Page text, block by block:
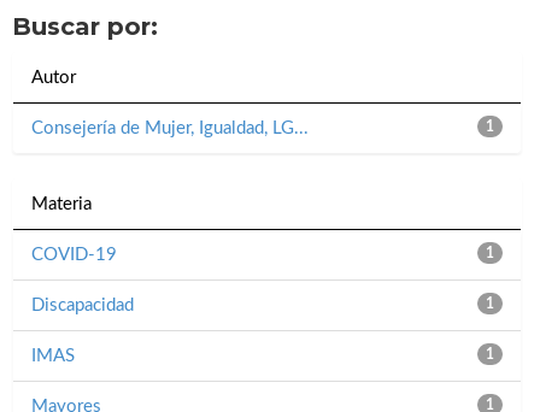
Buscar por:
Autor
1
Consejería de Mujer, Igualdad, LG...
Materia
1
COVID-19
1
Discapacidad
1
IMAS
1
Mayores